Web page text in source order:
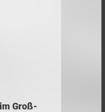
Groß-